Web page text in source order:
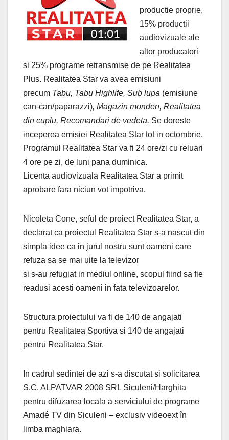
productie proprie,
15% productii
audiovizuale ale
altor producatori
si 25% programe retransmise de pe Realitatea
Plus. Realitatea Star va avea emisiuni
precum Tabu, Tabu Highlife, Sub lupa (emisiune
can-can/paparazzi), Magazin monden, Realitatea
din cuplu, Recomandari de vedeta. Se doreste
inceperea emisiei Realitatea Star tot in octombrie.
Programul Realitatea Star va fi 24 ore/zi cu reluari
4 ore pe zi, de luni pana duminica.
Licenta audiovizuala Realitatea Star a primit
aprobare fara niciun vot impotriva.
Nicoleta Cone, seful de proiect Realitatea Star, a
declarat ca proiectul Realitatea Star s-a nascut din
simpla idee ca in jurul nostru sunt oameni care
refuza sa se mai uite la televizor
si s-au refugiat in mediul online, scopul fiind sa fie
readusi acesti oameni in fata televizoarelor.
Structura proiectului va fi de 140 de angajati
pentru Realitatea Sportiva si 140 de angajati
pentru Realitatea Star.
In cadrul sedintei de azi s-a discutat si solicitarea
S.C. ALPATVAR 2008 SRL Siculeni/Harghita
pentru difuzarea locala a serviciului de programe
Amadé TV din Siculeni – exclusiv videoext în
limba maghiara.